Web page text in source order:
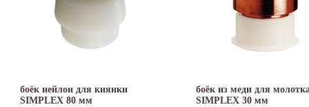
боёк нейлон для киянки
SIMPLEX 80 мм
боёк из меди для
SIMPLEX 30 мм